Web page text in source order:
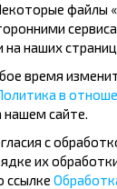
нами дешевле!
файлы
наших
время
в
нашем сайте.
с
их
ссылке